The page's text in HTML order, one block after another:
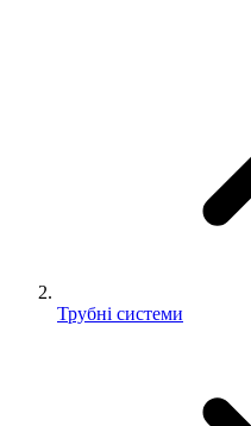
Трубні системи